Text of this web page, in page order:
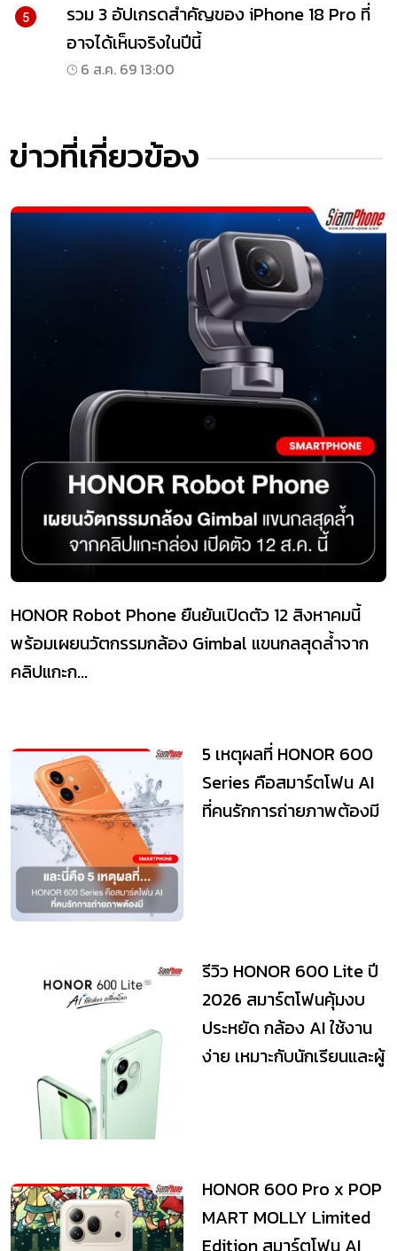
5
รวม 3 อัปเกรดสำคัญของ iPhone 18 Pro ที่
อาจได้เห็นจริงในปีนี้
6 ส.ค. 69 13:00
ข่าวที่เกี่ยวข้อง
HONOR Robot Phone ยืนยันเปิดตัว 12 สิงหาคมนี้
พร้อมเผยนวัตกรรมกล้อง Gimbal แขนกลสุดล้ำจาก
คลิปแกะก...
5 เหตุผลที่ HONOR 600
Series คือสมาร์ตโฟน AI
ที่คนรักการถ่ายภาพต้องมี
รีวิว HONOR 600 Lite ปี
2026 สมาร์ตโฟนคุ้มงบ
ประหยัด กล้อง AI ใช้งาน
ง่าย เหมาะกับนักเรียนและผู้
HONOR 600 Pro x POP
MART MOLLY Limited
Edition สมาร์ตโฟน AI